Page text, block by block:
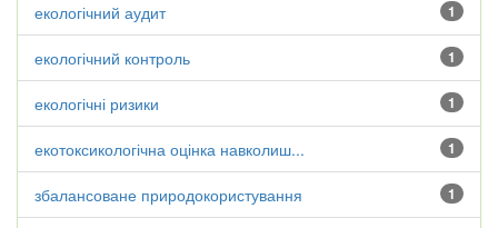
1
екологічний аудит
1
екологічний контроль
1
екологічні ризики
1
екотоксикологічна оцінка навколиш...
1
збалансоване природокористування